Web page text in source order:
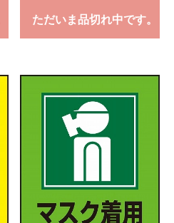
ただいま品切れ中です。